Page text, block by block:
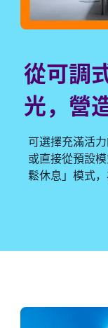
從可調
光，營
可選擇充滿活
或直接從預設
鬆休息」模式